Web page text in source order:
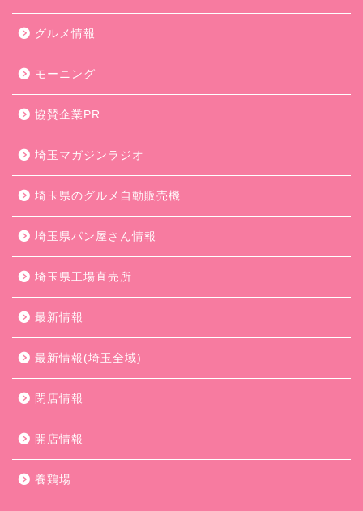
グルメ情報
モーニング
協賛企業PR
埼玉マガジンラジオ
埼玉県のグルメ自動販売機
埼玉県パン屋さん情報
埼玉県工場直売所
最新情報
最新情報(埼玉全域)
閉店情報
開店情報
養鶏場